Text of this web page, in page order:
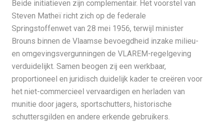
Beide initiatieven zijn complementair. Het voorstel van
Steven Matheï richt zich op de federale
Springstoffenwet van 28 mei 1956, terwijl minister
Brouns binnen de Vlaamse bevoegdheid inzake milieu-
en omgevingsvergunningen de VLAREM-regelgeving
verduidelijkt. Samen beogen zij een werkbaar,
proportioneel en juridisch duidelijk kader te creëren voor
het niet-commercieel vervaardigen en herladen van
munitie door jagers, sportschutters, historische
schuttersgilden en andere erkende gebruikers.